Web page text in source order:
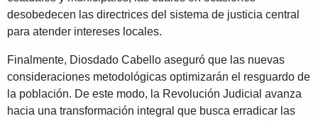
desobedecen las directrices del sistema de justicia central
para atender intereses locales.
Finalmente, Diosdado Cabello aseguró que las nuevas
consideraciones metodológicas optimizarán el resguardo de
la población. De este modo, la Revolución Judicial avanza
hacia una transformación integral que busca erradicar las